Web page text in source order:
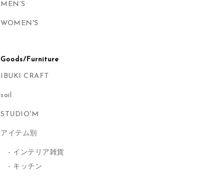
MEN’S
WOMEN'S
Goods/Furniture
IBUKI CRAFT
soil
STUDIO'M
アイテム別
インテリア雑貨
キッチン